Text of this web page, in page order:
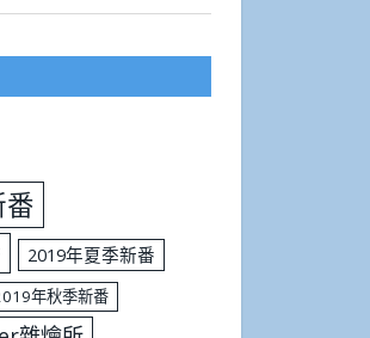
2019年夏季新番
年秋季新番